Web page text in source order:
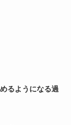
るようになる過